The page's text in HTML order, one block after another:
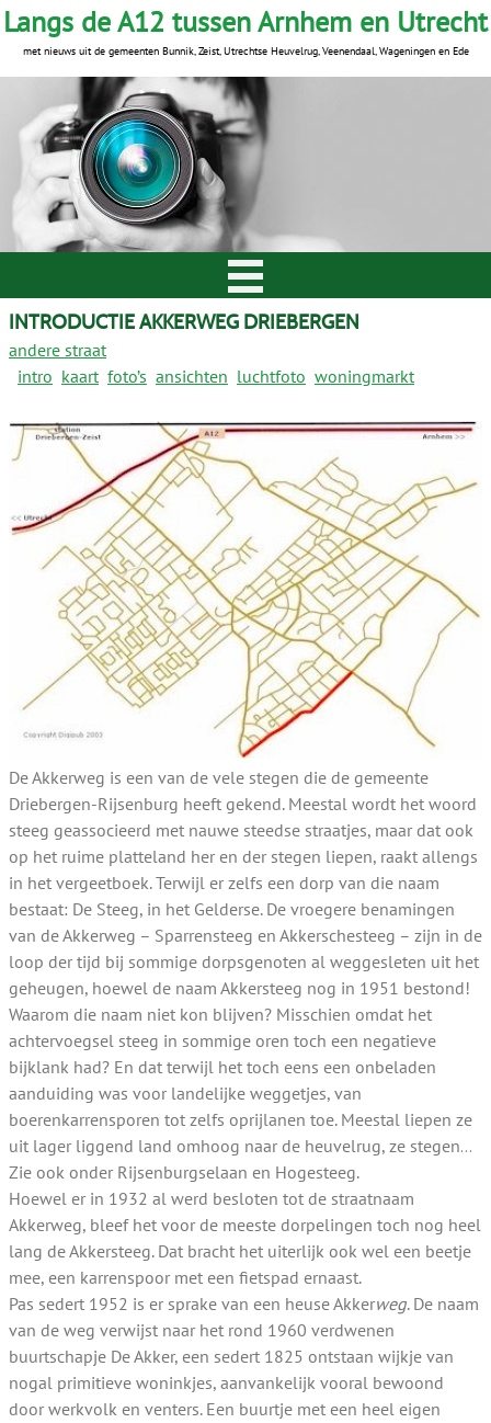
INTRODUCTIE AKKERWEG DRIEBERGEN
andere straat
intro kaart foto’s ansichten luchtfoto woningmarkt
De Akkerweg is een van de vele stegen die de gemeente
Driebergen-Rijsenburg heeft gekend. Meestal wordt het woord
steeg geassocieerd met nauwe steedse straatjes, maar dat ook
op het ruime platteland her en der stegen liepen, raakt allengs
in het vergeetboek. Terwijl er zelfs een dorp van die naam
bestaat: De Steeg, in het Gelderse. De vroegere benamingen
van de Akkerweg – Sparrensteeg en Akkerschesteeg – zijn in de
loop der tijd bij sommige dorpsgenoten al weggesleten uit het
geheugen, hoewel de naam Akkersteeg nog in 1951 bestond!
Waarom die naam niet kon blijven? Misschien omdat het
achtervoegsel steeg in sommige oren toch een negatieve
bijklank had? En dat terwijl het toch eens een onbeladen
aanduiding was voor landelijke weggetjes, van
boerenkarrensporen tot zelfs oprijlanen toe. Meestal liepen ze
uit lager liggend land omhoog naar de heuvelrug, ze stegen…
Zie ook onder Rijsenburgselaan en Hogesteeg.
Hoewel er in 1932 al werd besloten tot de straatnaam
Akkerweg, bleef het voor de meeste dorpelingen toch nog heel
lang de Akkersteeg. Dat bracht het uiterlijk ook wel een beetje
mee, een karrenspoor met een fietspad ernaast.
Pas sedert 1952 is er sprake van een heuse Akkerweg. De naam
van de weg verwijst naar het rond 1960 verdwenen
buurtschapje De Akker, een sedert 1825 ontstaan wijkje van
nogal primitieve woninkjes, aanvankelijk vooral bewoond
door werkvolk en venters. Een buurtje met een heel eigen
Langs de A12 tussen Arnhem en Utrecht
met nieuws uit de gemeenten Bunnik, Zeist, Utrechtse Heuvelrug, Veenendaal, Wageningen en Ede